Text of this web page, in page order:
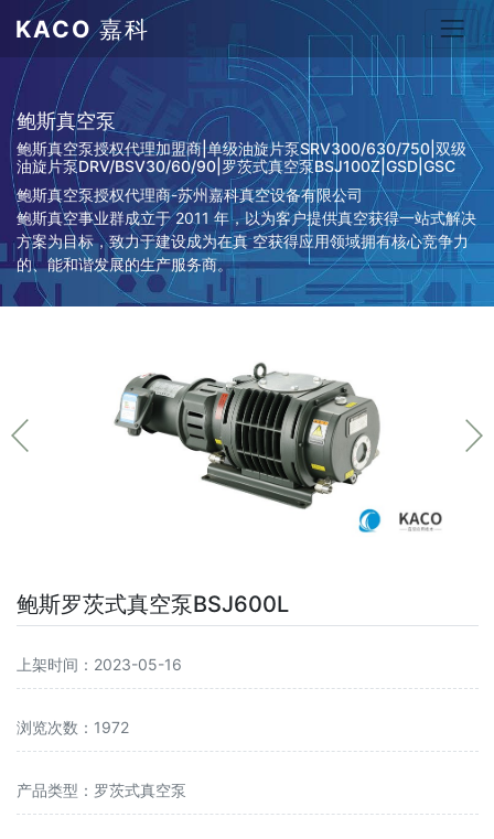
KACO嘉科
鲍斯真空泵
鲍斯真空泵授权代理加盟商|单级油旋片泵SRV300/630/750|双级
油旋片泵DRV/BSV30/60/90|罗茨式真空泵BSJ100Z|GSD|GSC
鲍斯真空泵授权代理商-苏州嘉科真空设备有限公司
鲍斯真空事业群成立于 2011 年，以为客户提供真空获得一站式解决
方案为目标，致力于建设成为在真 空获得应用领域拥有核心竞争力
的、能和谐发展的生产服务商。
鲍斯罗茨式真空泵BSJ600L
上架时间：2023-05-16
浏览次数：1972
产品类型：罗茨式真空泵